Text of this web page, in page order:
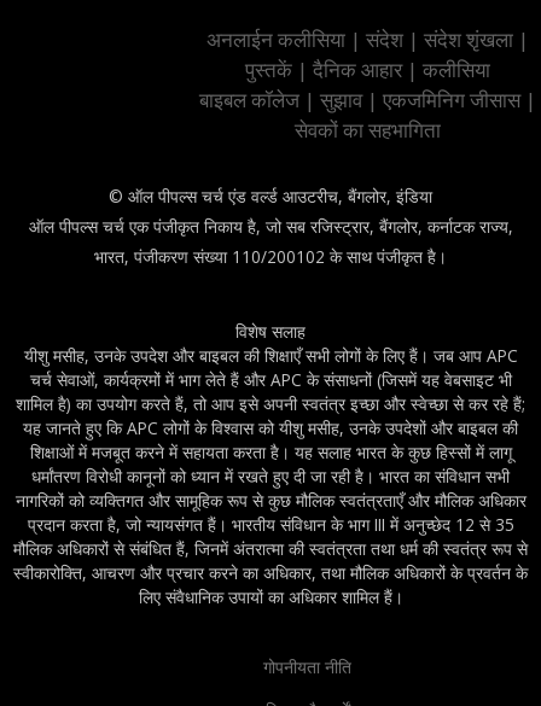
अनलाईन कलीसिया | संदेश | संदेश शृंखला |
पुस्तकें | दैनिक आहार | कलीसिया
बाइबल कॉलेज | सुझाव | एकजमिनिग जीसास |
सेवकों का सहभागिता
© ऑल पीपल्स चर्च एंड वर्ल्ड आउटरीच, बैंगलोर, इंडिया
ऑल पीपल्स चर्च एक पंजीकृत निकाय है, जो सब रजिस्ट्रार, बैंगलोर, कर्नाटक राज्य,
भारत, पंजीकरण संख्या 110/200102 के साथ पंजीकृत है।
विशेष सलाह
यीशु मसीह, उनके उपदेश और बाइबल की शिक्षाएँ सभी लोगों के लिए हैं। जब आप APC
चर्च सेवाओं, कार्यक्रमों में भाग लेते हैं और APC के संसाधनों (जिसमें यह वेबसाइट भी
शामिल है) का उपयोग करते हैं, तो आप इसे अपनी स्वतंत्र इच्छा और स्वेच्छा से कर रहे हैं;
यह जानते हुए कि APC लोगों के विश्वास को यीशु मसीह, उनके उपदेशों और बाइबल की
शिक्षाओं में मजबूत करने में सहायता करता है। यह सलाह भारत के कुछ हिस्सों में लागू
धर्मांतरण विरोधी कानूनों को ध्यान में रखते हुए दी जा रही है। भारत का संविधान सभी
नागरिकों को व्यक्तिगत और सामूहिक रूप से कुछ मौलिक स्वतंत्रताएँ और मौलिक अधिकार
प्रदान करता है, जो न्यायसंगत हैं। भारतीय संविधान के भाग III में अनुच्छेद 12 से 35
मौलिक अधिकारों से संबंधित हैं, जिनमें अंतरात्मा की स्वतंत्रता तथा धर्म की स्वतंत्र रूप से
स्वीकारोक्ति, आचरण और प्रचार करने का अधिकार, तथा मौलिक अधिकारों के प्रवर्तन के
लिए संवैधानिक उपायों का अधिकार शामिल हैं।
गोपनीयता नीति